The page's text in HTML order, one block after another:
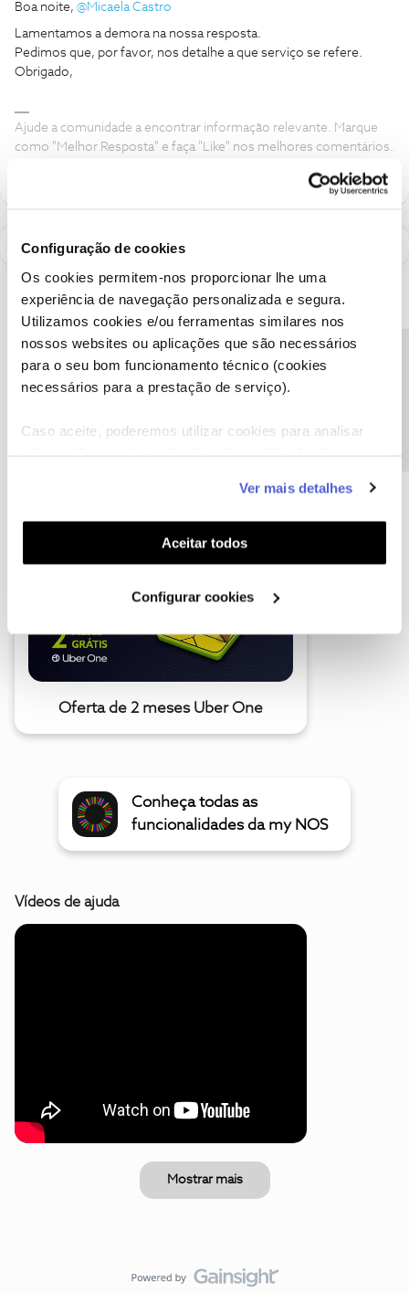
Configuração de cookies
Os cookies permitem-nos proporcionar lhe uma
experiência de navegação personalizada e segura.
Utilizamos cookies e/ou ferramentas similares nos
nossos websites ou aplicações que são necessários
para o seu bom funcionamento técnico (cookies
necessários para a prestação de serviço).
Caso aceite, poderemos utilizar cookies para analisar
funcionalidades (cookies de personalização e
funcionalidade) e adaptar anúncios aos seus interesses
(cookies de publicidade personalizada). Pode gerir a
utilização dos cookies clicando em "Configurar
Ver mais detalhes
Aceitar todos
Configurar cookies
Boa noite, ​ @Micaela Castro
Lamentamos a demora na nossa resposta.
Pedimos que, por favor, nos detalhe a que serviço se refere.
Obrigado,
Ajude a comunidade a encontrar informação relevante. Marque
como "Melhor Resposta" e faça "Like" nos melhores comentários.
A poupança que COMBINA
Oferta de 2 meses Uber One
Conheça todas as
funcionalidades da my NOS
Vídeos de ajuda
Mostrar mais